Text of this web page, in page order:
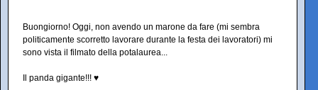
Buongiorno! Oggi, non avendo un marone da fare (mi sembra
politicamente scorretto lavorare durante la festa dei lavoratori) mi
sono vista il filmato della potalaurea...
Il panda gigante!!! ♥